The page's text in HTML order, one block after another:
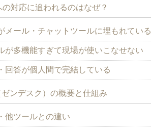
の対応に追われるのはなぜ？
メール・チャットツールに埋もれている
が多機能すぎて現場が使いこなせない
回答が個人間で完結している
ンデスク）の概要と仕組み
他ツールとの違い